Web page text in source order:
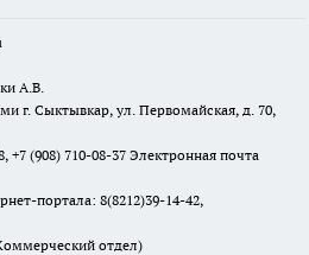
А.В.
г. Сыктывкар, ул. Первомайская, д. 70,
+7 (908) 710-08-37 Электронная почта
портала: 8(8212)39-14-42,
отдел)